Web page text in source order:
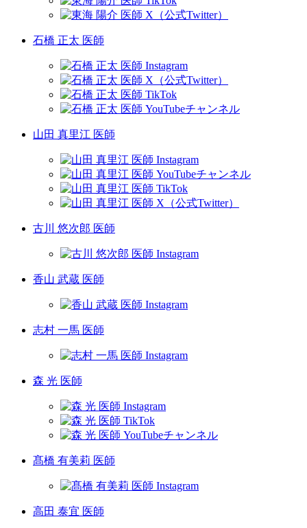
石橋 正太 医師
山田 真里江 医師
古川 悠次郎 医師
香山 武蔵 医師
志村 一馬 医師
森 光 医師
髙橋 有美莉 医師
高田 泰宜 医師